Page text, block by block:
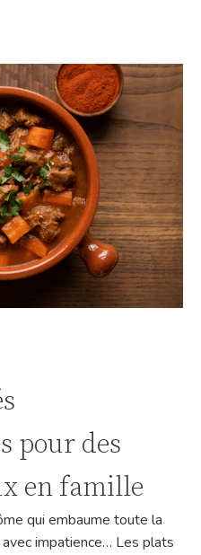
pour des
en famille
qui embaume toute la
impatience… Les plats